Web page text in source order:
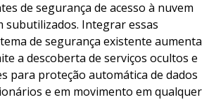
de segurança de acesso à nuvem
subutilizados. Integrar essas
de segurança existente aumenta
a descoberta de serviços ocultos e
para proteção automática de dados
e em movimento em qualquer